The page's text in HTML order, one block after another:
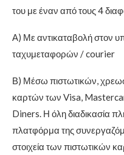
του με έναν από τους 4
Α) Με αντικαταβολή στον
ταχυμεταφορών / courier
Β) Μέσω πιστωτικών,
καρτών των Visa,
Diners. Η όλη διαδικασία
πλατφόρμα της
στοιχεία των πιστωτικών